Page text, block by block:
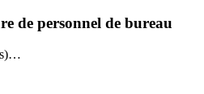
de personnel de bureau